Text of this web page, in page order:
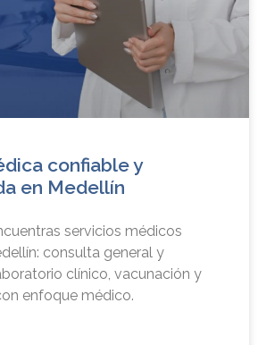
confiable y
en Medellín
servicios médicos
consulta general y
clínico, vacunación y
enfoque médico.